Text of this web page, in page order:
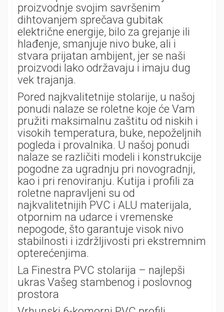
proizvodnje svojim savršenim
dihtovanjem sprečava gubitak
električne energije, bilo za grejanje ili
hlađenje, smanjuje nivo buke, ali i
stvara prijatan ambijent, jer se naši
proizvodi lako održavaju i imaju dug
vek trajanja.
Pored najkvalitetnije stolarije, u našoj
ponudi nalaze se roletne koje će Vam
pružiti maksimalnu zaštitu od niskih i
visokih temperatura, buke, nepoželjnih
pogleda i provalnika. U našoj ponudi
nalaze se različiti modeli i konstrukcije
pogodne za ugradnju pri novogradnji,
kao i pri renoviranju. Kutija i profili za
roletne napravljeni su od
najkvalitetnijih PVC i ALU materijala,
otpornim na udarce i vremenske
nepogode, što garantuje visok nivo
stabilnosti i izdržljivosti pri ekstremnim
opterećenjima.
La Finestra PVC stolarija – najlepši
ukras Vašeg stambenog i poslovnog
prostora